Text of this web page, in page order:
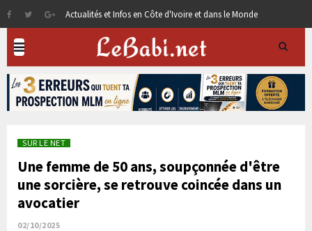
Actualités et Infos en Côte d'Ivoire et dans le Monde
SUR LE NET
Une femme de 50 ans, soupçonnée d'être
une sorcière, se retrouve coincée dans un
avocatier
02/10/2025